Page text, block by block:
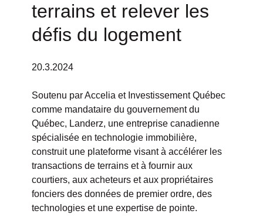
terrains et relever les
défis du logement
20.3.2024
Soutenu par Accelia et Investissement Québec
comme mandataire du gouvernement du
Québec, Landerz, une entreprise canadienne
spécialisée en technologie immobilière,
construit une plateforme visant à accélérer les
transactions de terrains et à fournir aux
courtiers, aux acheteurs et aux propriétaires
fonciers des données de premier ordre, des
technologies et une expertise de pointe.